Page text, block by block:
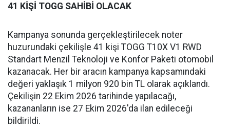
41 KİŞİ TOGG SAHİBİ OLACAK
Kampanya sonunda gerçekleştirilecek noter
huzurundaki çekilişle 41 kişi TOGG T10X V1 RWD
Standart Menzil Teknoloji ve Konfor Paketi otomobil
kazanacak. Her bir aracın kampanya kapsamındaki
değeri yaklaşık 1 milyon 920 bin TL olarak açıklandı.
Çekilişin 22 Ekim 2026 tarihinde yapılacağı,
kazananların ise 27 Ekim 2026'da ilan edileceği
bildirildi.